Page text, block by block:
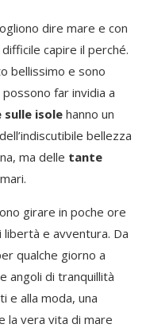
dire mare e con
capire il perché.
bellissimo e sono
far invidia a
sulle isole hanno un
bellezza
ma delle tante
girare in poche ore
e avventura. Da
qualche giorno a
angoli di tranquillità
e alla moda, una
la vera vita di mare